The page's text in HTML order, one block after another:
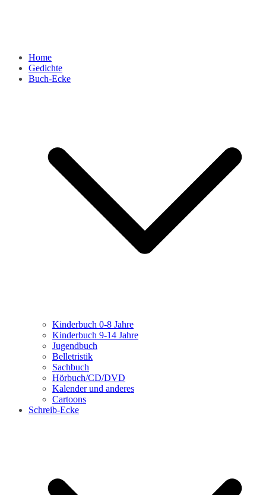
Home
Gedichte
Buch-Ecke
Kinderbuch 0-8 Jahre
Kinderbuch 9-14 Jahre
Jugendbuch
Belletristik
Sachbuch
Hörbuch/CD/DVD
Kalender und anderes
Cartoons
Schreib-Ecke